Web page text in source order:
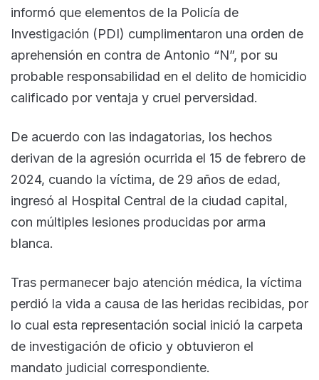
informó que elementos de la Policía de
Investigación (PDI) cumplimentaron una orden de
aprehensión en contra de Antonio “N”, por su
probable responsabilidad en el delito de homicidio
calificado por ventaja y cruel perversidad.
De acuerdo con las indagatorias, los hechos
derivan de la agresión ocurrida el 15 de febrero de
2024, cuando la víctima, de 29 años de edad,
ingresó al Hospital Central de la ciudad capital,
con múltiples lesiones producidas por arma
blanca.
Tras permanecer bajo atención médica, la víctima
perdió la vida a causa de las heridas recibidas, por
lo cual esta representación social inició la carpeta
de investigación de oficio y obtuvieron el
mandato judicial correspondiente.